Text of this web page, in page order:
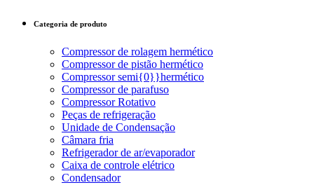
Categoria de produto
Compressor de rolagem hermético
Compressor de pistão hermético
Compressor semi{0}}hermético
Compressor de parafuso
Compressor Rotativo
Peças de refrigeração
Unidade de Condensação
Câmara fria
Refrigerador de ar/evaporador
Caixa de controle elétrico
Condensador